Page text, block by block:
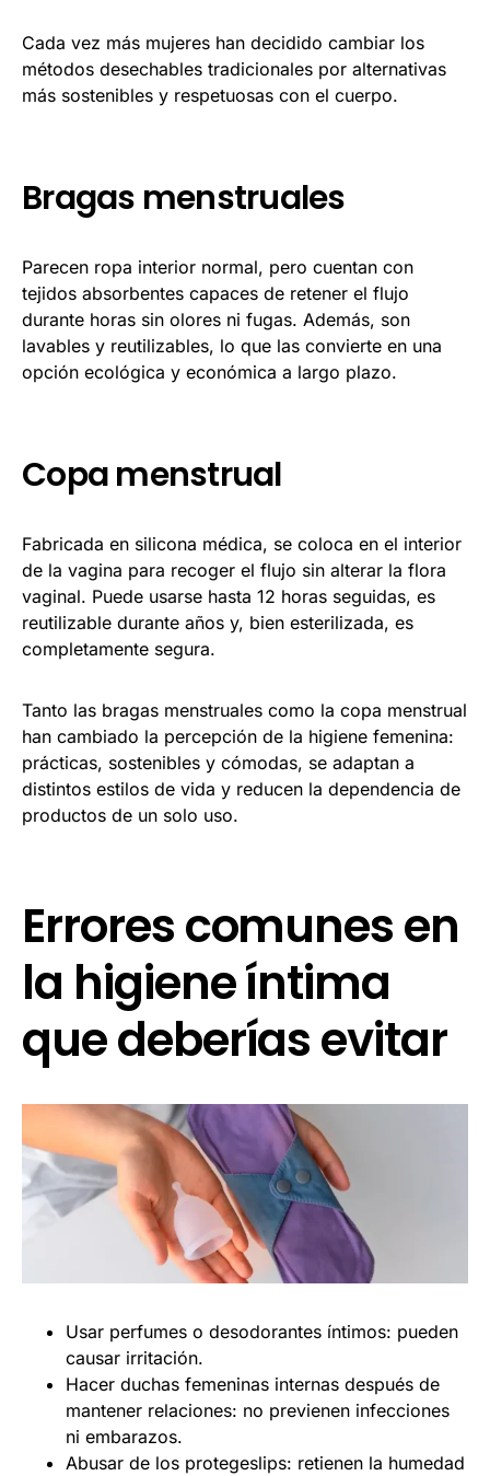
Cada vez más mujeres han decidido cambiar los
métodos desechables tradicionales por alternativas
más sostenibles y respetuosas con el cuerpo.
Bragas menstruales
Parecen ropa interior normal, pero cuentan con
tejidos absorbentes capaces de retener el flujo
durante horas sin olores ni fugas. Además, son
lavables y reutilizables, lo que las convierte en una
opción ecológica y económica a largo plazo.
Copa menstrual
Fabricada en silicona médica, se coloca en el interior
de la vagina para recoger el flujo sin alterar la flora
vaginal. Puede usarse hasta 12 horas seguidas, es
reutilizable durante años y, bien esterilizada, es
completamente segura.
Tanto las bragas menstruales como la copa menstrual
han cambiado la percepción de la higiene femenina:
prácticas, sostenibles y cómodas, se adaptan a
distintos estilos de vida y reducen la dependencia de
productos de un solo uso.
Errores comunes en
la higiene íntima
que deberías evitar
Usar perfumes o desodorantes íntimos: pueden
causar irritación.
Hacer duchas femeninas internas después de
mantener relaciones: no previenen infecciones
ni embarazos.
Abusar de los protegeslips: retienen la humedad